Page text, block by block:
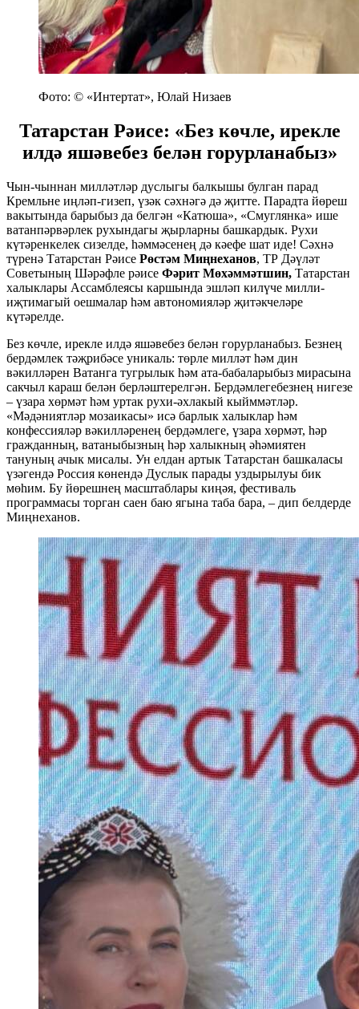
Фото: © «Интертат», Юлай Низаев
Татарстан Рәисе: «Без көчле, ирекле
илдә яшәвебез белән горурланабыз»
Чын-чыннан милләтләр дуслыгы балкышы булган парад
Кремльне иңләп-гизеп, үзәк сәхнәгә дә җитте. Парадта йөреш
вакытында барыбыз да белгән «Катюша», «Смуглянка» ише
ватанпәрвәрлек рухындагы җырларны башкардык. Рухи
күтәренкелек сизелде, һәммәсенең дә кәефе шат иде! Сәхнә
түренә Татарстан Рәисе Рөстәм Миңнеханов, ТР Дәүләт
Советының Шәрәфле рәисе Фәрит Мөхәммәтшин, Татарстан
халыклары Ассамблеясы каршында эшләп килүче милли-
иҗтимагый оешмалар һәм автономияләр җитәкчеләре
күтәрелде.
Без көчле, ирекле илдә яшәвебез белән горурланабыз. Безнең
бердәмлек тәҗрибәсе уникаль: төрле милләт һәм дин
вәкилләрен Ватанга тугрылык һәм ата-бабаларыбыз мирасына
сакчыл караш белән берләштерелгән. Бердәмлегебезнең нигезе
– үзара хөрмәт һәм уртак рухи-әхлакый кыйммәтләр.
«Мәдәниятләр мозаикасы» исә барлык халыклар һәм
конфессияләр вәкилләренең бердәмлеге, үзара хөрмәт, һәр
гражданның, ватаныбызның һәр халыкның әһәмиятен
тануның ачык мисалы. Ун елдан артык Татарстан башкаласы
үзәгендә Россия көнендә Дуслык парады уздырылуы бик
мөһим. Бу йөрешнең масштаблары киңәя, фестиваль
программасы торган саен баю ягына таба бара, – дип белдерде
Миңнеханов.